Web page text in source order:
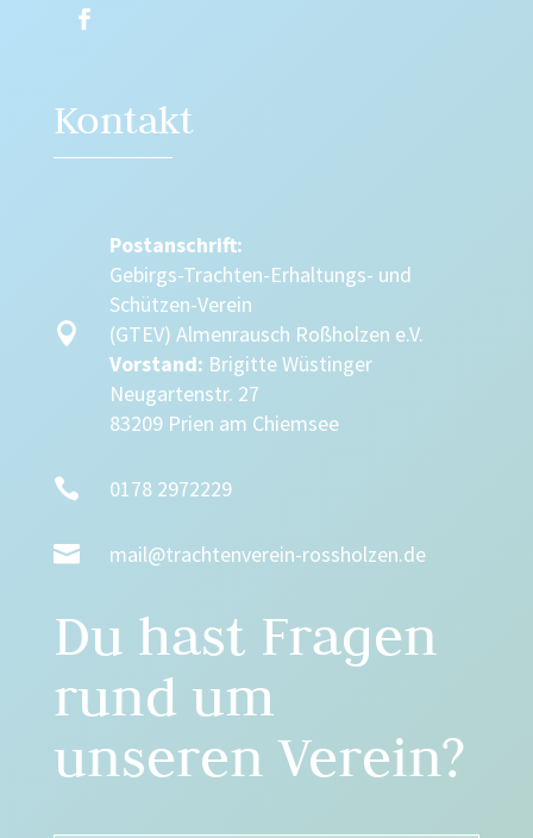
Kontakt

Postanschrift:
Gebirgs-Trachten-Erhaltungs- und
Schützen-Verein
(GTEV) Almenrausch Roßholzen e.V.
Vorstand: Brigitte Wüstinger
Neugartenstr. 27
83209 Prien am Chiemsee
 0178 2972229
 mail@trachtenverein-rossholzen.de
Du hast Fragen
rund um
unseren Verein?